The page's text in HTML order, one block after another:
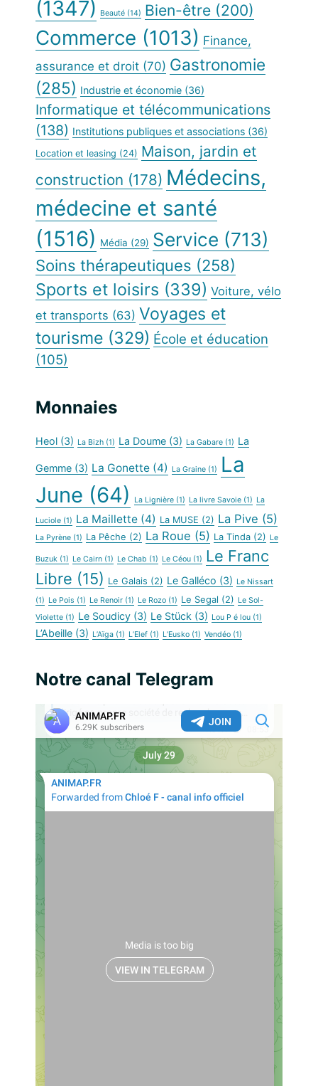
(1347)
Beauté (14) Bien-être (200)
Commerce (1013) Finance,
assurance et droit (70) Gastronomie
(285) Industrie et économie (36)
Informatique et télécommunications
(138) Institutions publiques et associations (36)
Location et leasing (24) Maison, jardin et
construction (178) Médecins,
médecine et santé
(1516) Média (29) Service (713)
Soins thérapeutiques (258)
Sports et loisirs (339) Voiture, vélo
et transports (63) Voyages et
tourisme (329) École et éducation
(105)
Monnaies
Heol (3) La Bizh (1) La Doume (3) La Gabare (1) La
Gemme (3) La Gonette (4) La Graine (1)
La
June (64) La Lignière (1) La livre Savoie (1) La
Luciole (1) La Maillette (4) La MUSE (2) La Pive (5)
La Pyrène (1) La Pêche (2) La Roue (5) La Tinda (2) Le
Buzuk (1) Le Cairn (1) Le Chab (1) Le Céou (1)
Le Franc
Libre (15) Le Galais (2) Le Galléco (3) Le Nissart
(1) Le Pois (1) Le Renoir (1) Le Rozo (1) Le Segal (2) Le Sol-
Violette (1) Le Soudicy (3) Le Stück (3) Lou P é lou (1)
L’Abeille (3) L’Aïga (1) L’Elef (1) L’Eusko (1) Vendéo (1)
Notre canal Telegram